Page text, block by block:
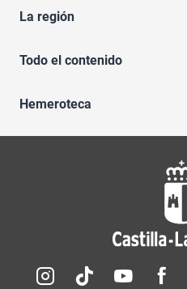
La región
Todo el contenido
Hemeroteca
Redes sociales JCCM